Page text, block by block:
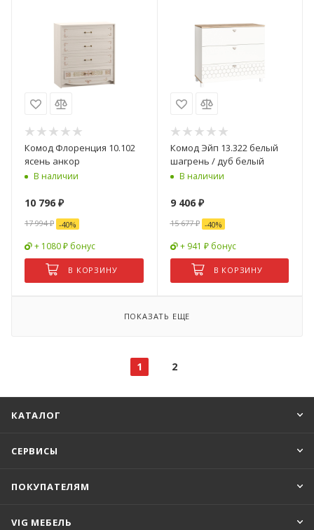
Комод Флоренция 10.102
ясень анкор
В наличии
10 796 ₽
17 994₽ -40%
+ 1080 ₽ бонус
В КОРЗИНУ
Комод Эйп 13.322 белый
шагрень / дуб белый
В наличии
9 406₽
15 677₽ -40%
+ 941 ₽ бонус
В КОРЗИНУ
ПОКАЗАТЬ ЕЩЕ
1 2
КАТАЛОГ
СЕРВИСЫ
ПОКУПАТЕЛЯМ
VIG МЕБЕЛЬ